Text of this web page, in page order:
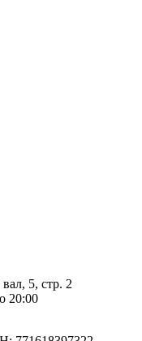
5, стр. 2
20:00